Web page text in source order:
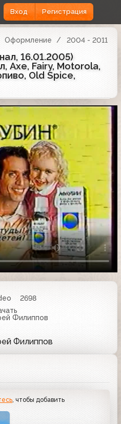
Вход Регистрация
Оформление 2004 - 2011
16.01.2005)
Axe, Fairy, Motorola,
Old Spice,
2698
Филиппов
Филиппов
, чтобы добавить